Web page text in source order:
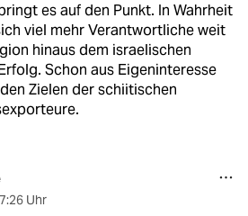
es auf den Punkt. In Wahrheit
viel mehr Verantwortliche weit
hinaus dem israelischen
Schon aus Eigeninteresse
Zielen der schiitischen
Uhr